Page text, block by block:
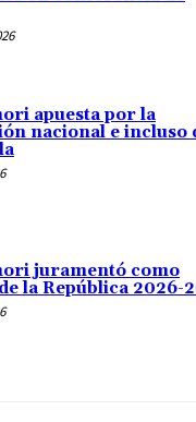
apuesta por la
nacional e incluso
juramentó como
la República 2026-